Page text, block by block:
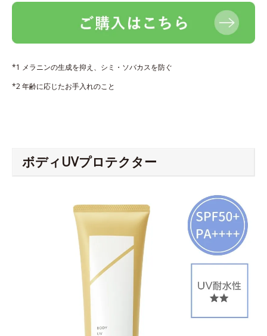
*1 メラニンの生成を抑え、シミ・ソバカスを防ぐ
*2 年齢に応じたお手入れのこと
ボディUVプロテクター